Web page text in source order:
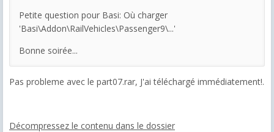
Petite question pour Basi: Où charger
'Basi\Addon\RailVehicles\Passenger9\...'
Bonne soirée...
Pas probleme avec le part07.rar, J'ai téléchargé immédiatement!.
Décompressez le contenu dans le dossier